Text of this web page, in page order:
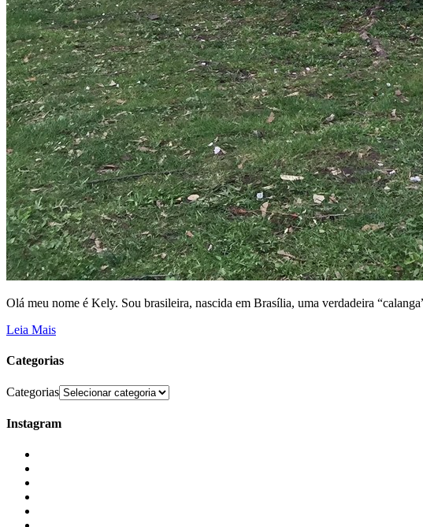
Olá meu nome é Kely. Sou brasileira, nascida em Brasília, uma verdadeira
Leia Mais
Categorias
Categorias
Instagram